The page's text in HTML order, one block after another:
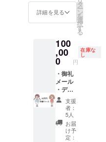
んが、
良識の
いたし
ます。
※支援
時、必
ず備考
欄に掲
載を希
望され
るお名
前をご
記入く
ださ
い。
直筆描
きおろ
ジット
名は全
角8文字
（半角
16文
字、た
だし半
角カナ
は不
可）以
内とさ
せて頂
きま
ロール
お名前
掲載
―― ・
ポス
ター
―― ・
京都編
本編の
複製原
画セッ
ト（全
151カッ
トから
ランダ
ムに5
カット
詳細を見る
タ
ー
ン
を
選
択
す
る
100
,00
0 円
在庫な
し
・御礼
メール
・デジ
タルコ
ンテ&設
定資料
集 ・オ
ンライ
ン試写
支援
者：
5人
お届
け予
定：